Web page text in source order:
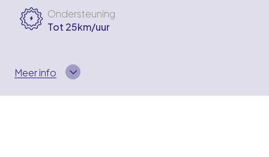
Ondersteuning
Tot 25km/uur
Meer info